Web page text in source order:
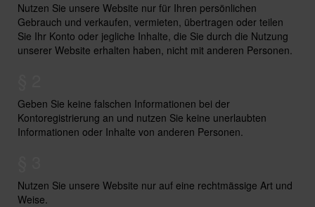
Nutzen Sie unsere Website nur für Ihren persönlichen
Gebrauch und verkaufen, vermieten, übertragen oder teilen
Sie Ihr Konto oder jegliche Inhalte, die Sie durch die Nutzung
unserer Website erhalten haben, nicht mit anderen Personen.
Geben Sie keine falschen Informationen bei der
Kontoregistrierung an und nutzen Sie keine unerlaubten
Informationen oder Inhalte von anderen Personen.
Nutzen Sie unsere Website nur auf eine rechtmässige Art und
Weise.